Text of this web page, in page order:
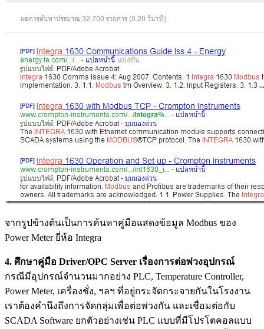
จากรูปข้างต้นเป็นการค้นหาคู่มือแสดงข้อมูล Modbus ของ
Power Meter ยี่ห้อ Integra
4. ศึกษาคู่มือ Driver/OPC Server เรื่องการต่อพ่วงอุปกรณ์
กรณีมีอุปกรณ์จำนวนมากอย่าง PLC, Temperature Controller,
Power Meter, เครื่องชั่ง, ฯลฯ ที่อยู่กระจัดกระจายกันในโรงงาน
เราต้องคำนึงถึงการจัดกลุ่มเพื่อต่อพ่วงกัน และเชื่อมต่อกับ
SCADA Software ยกตัวอย่างเช่น PLC แบบที่มีโปรโตคอลแบบ